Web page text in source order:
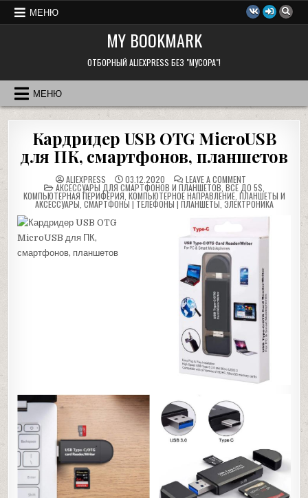
Перейти
МЕНЮ
MY BOOKMARK
ОТБОРНЫЙ ALIEXPRESS БЕЗ "МУСОРА"!
МЕНЮ
Кардридер USB OTG MicroUSB
для ПК, смартфонов, планшетов
ALIEXPRESS 03.12.2020 LEAVE A COMMENTON
КАРДРИДЕР
USB
OTG
MICROUSB
СМАРТФОНОВ,
ПЛАНШЕТОВ
POSTED
IN
АКСЕССУАРЫ ДЛЯ СМАРТФОНОВ И ПЛАНШЕТОВ ВСЕ ДО 5$
КОМПЬЮТЕРНАЯ ПЕРИФЕРИЯ КОМПЬЮТЕРНОЕ НАПРАВЛЕНИЕ, ПЛАНШЕТЫ И
АКСЕССУАРЫ СМАРТФОНЫ | ТЕЛЕФОНЫ | ПЛАНШЕТЫ ЭЛЕКТРОНИКА